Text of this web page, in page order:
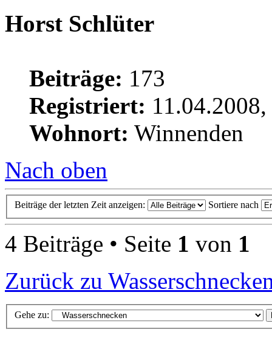
Horst Schlüter
Beiträge: 173
Registriert:
Wohnort: Winnenden
Nach oben
Beiträge der letzten Zeit anzeigen: Sortiere nach
4 Beiträge • Seite 1 von 1
Zurück zu
Gehe zu: